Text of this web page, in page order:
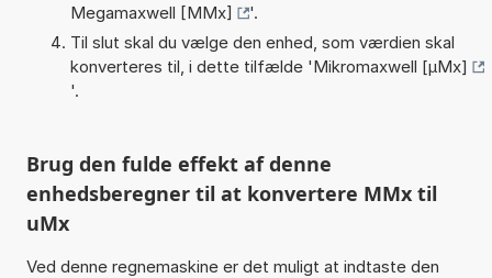
Megamaxwell [MMx]
'.
Til slut skal du vælge den enhed, som værdien skal
konverteres til, i dette tilfælde 'Mikromaxwell [µMx]
'.
Brug den fulde effekt af denne
enhedsberegner til at konvertere MMx til
uMx
Ved denne regnemaskine er det muligt at indtaste den